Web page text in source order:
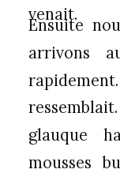
venait.
Ensuite
arrivons
glauque
mousses